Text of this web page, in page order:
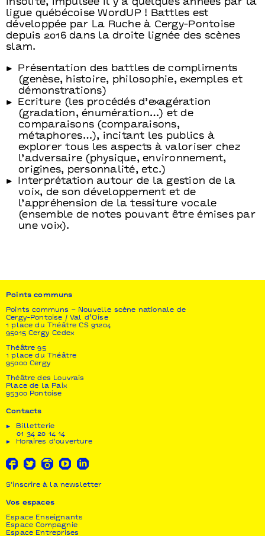
insolite, impulsée il y a quelques années par la
ligue québécoise WordUP ! Battles est
développée par La Ruche à Cergy-Pontoise
depuis 2016 dans la droite lignée des scènes
slam.
Présentation des battles de compliments
(genèse, histoire, philosophie, exemples et
démonstrations)
Ecriture (les procédés d’exagération
(gradation, énumération…) et de
comparaisons (comparaisons,
métaphores…), incitant les publics à
explorer tous les aspects à valoriser chez
l’adversaire (physique, environnement,
origines, personnalité, etc.)
Interprétation autour de la gestion de la
voix, de son développement et de
l’appréhension de la tessiture vocale
(ensemble de notes pouvant être émises par
une voix).
Points communs
Points communs – Nouvelle scène nationale de
Cergy-Pontoise / Val d’Oise
1 place du Théâtre CS 91204
95015 Cergy Cedex
Théâtre 95
1 place du Théâtre
95000 Cergy
Théâtre des Louvrais
Place de la Paix
95300 Pontoise
Contacts
Billetterie
01 34 20 14 14
Horaires d'ouverture
S'inscrire à la newsletter
Vos espaces
Espace Enseignants
Espace Compagnie
Espace Entreprises